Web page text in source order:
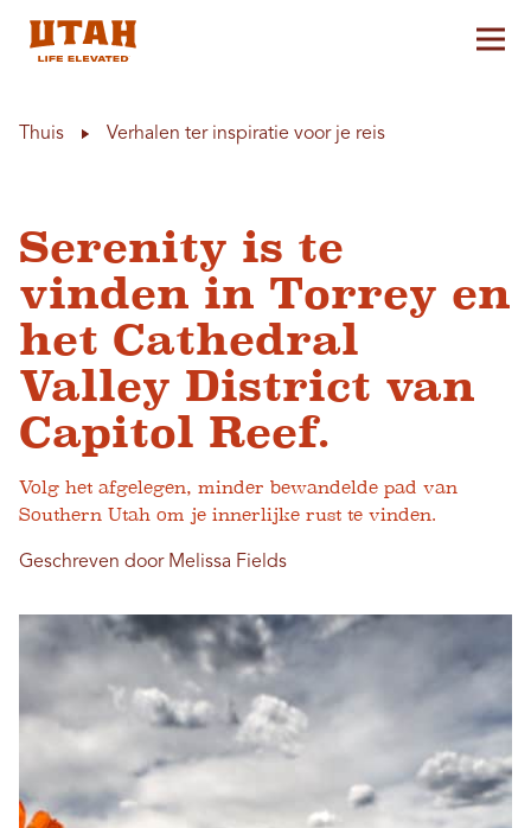
Thuis Verhalen ter inspiratie voor je reis
Serenity is te
vinden in Torrey en
het Cathedral
Valley District van
Capitol Reef.
Volg het afgelegen, minder bewandelde pad van
Southern Utah om je innerlijke rust te vinden.
Geschreven door Melissa Fields